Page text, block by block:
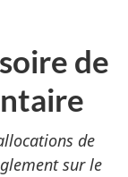
de
de
sur le